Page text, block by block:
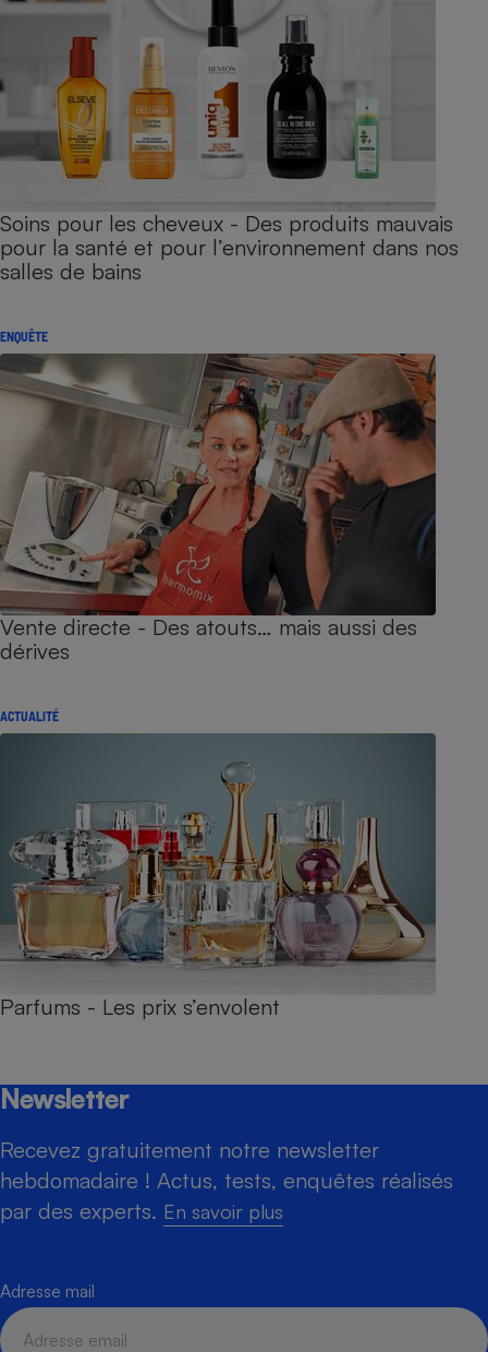
Soins pour les cheveux - Des produits mauvais
pour la santé et pour l’environnement dans nos
salles de bains
ENQUÊTE
Vente directe - Des atouts… mais aussi des
dérives
ACTUALITÉ
Parfums - Les prix s’envolent
Newsletter
Recevez gratuitement notre newsletter
hebdomadaire ! Actus, tests, enquêtes réalisés
par des experts. En savoir plus
Adresse mail